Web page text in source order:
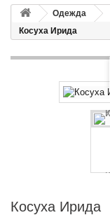
Одежда
Косуха Ирида
Косуха Ирида